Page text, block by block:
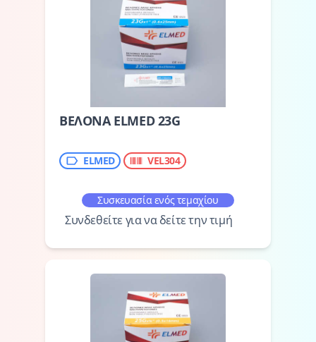
ΒΕΛΟΝΑ ELMED 23G
ELMED VEL304
Συσκευασία ενός τεμαχίου
Συνδεθείτε για να δείτε την τιμή